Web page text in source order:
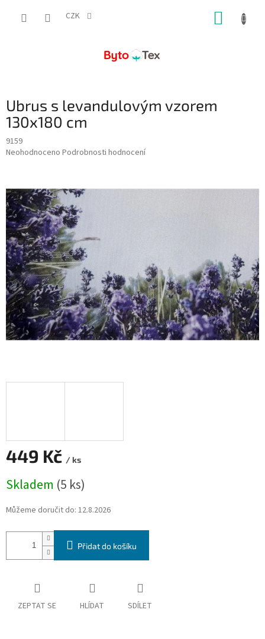
CZK
Ubrus s levandulovým vzorem
130x180 cm
9159
Průměrné
je
0,0
z
5
hvězdiček.
Neohodnoceno Podrobnosti hodnocení
449 Kč / ks
cena:
Skladem (5 ks)
Můžeme doručit do: 12.8.2026
Přidat do košíku
ZEPTAT SE HLÍDAT SDÍLET